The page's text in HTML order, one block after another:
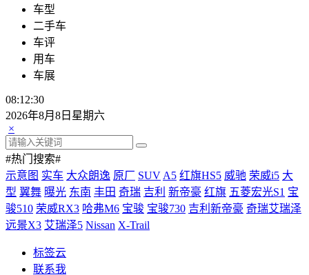
车型
二手车
车评
用车
车展
08:12:31
2026年8月8日星期六
×
#热门搜索#
示意图 实车 大众朗逸 原厂 SUVA5 红旗HS5 威驰 荣威i5 大
型 翼舞 曝光 东南 丰田 奇瑞 吉利 新帝豪 红旗 五菱宏光S1 宝
骏510 荣威RX3 哈弗M6 宝骏 宝骏730 吉利新帝豪 奇瑞艾瑞泽
远景X3 艾瑞泽5 Nissan X-Trail
标签云
联系我